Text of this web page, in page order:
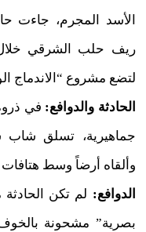
الأسد المجرم، جاءت
لتضع مشروع “الاندماج
الحادثة والدوافع: في
جماهيرية، تسلق شاب
وألقاه أرضاً وسط هتافات
الدوافع: لم تكن
بصرية” مشحونة